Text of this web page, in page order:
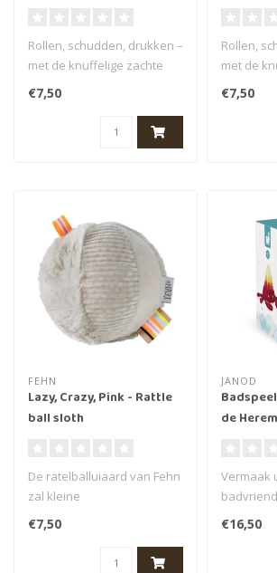
Rollen, schudden, drukken –
met de knuffelige zachte
kameleon bal uit de Lazy,..
€7,50
Rollen,
met de
softbal uit
€7,50
FEHN
Lazy, Crazy, Pink - Rattle
ball sloth
De ratelballuiaard van Fehn
zal kleine
ontdekkingsreizigers vanaf
de geboorte be..
€7,50
JANOD
de
Vermaak
uw kind
Perfect g..
€16,50